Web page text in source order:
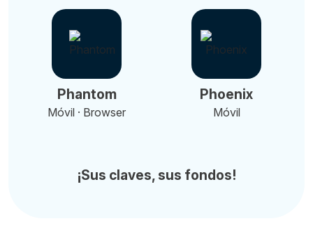
Phantom
Móvil · Browser
Phoenix
Móvil
¡Sus claves, sus fondos!